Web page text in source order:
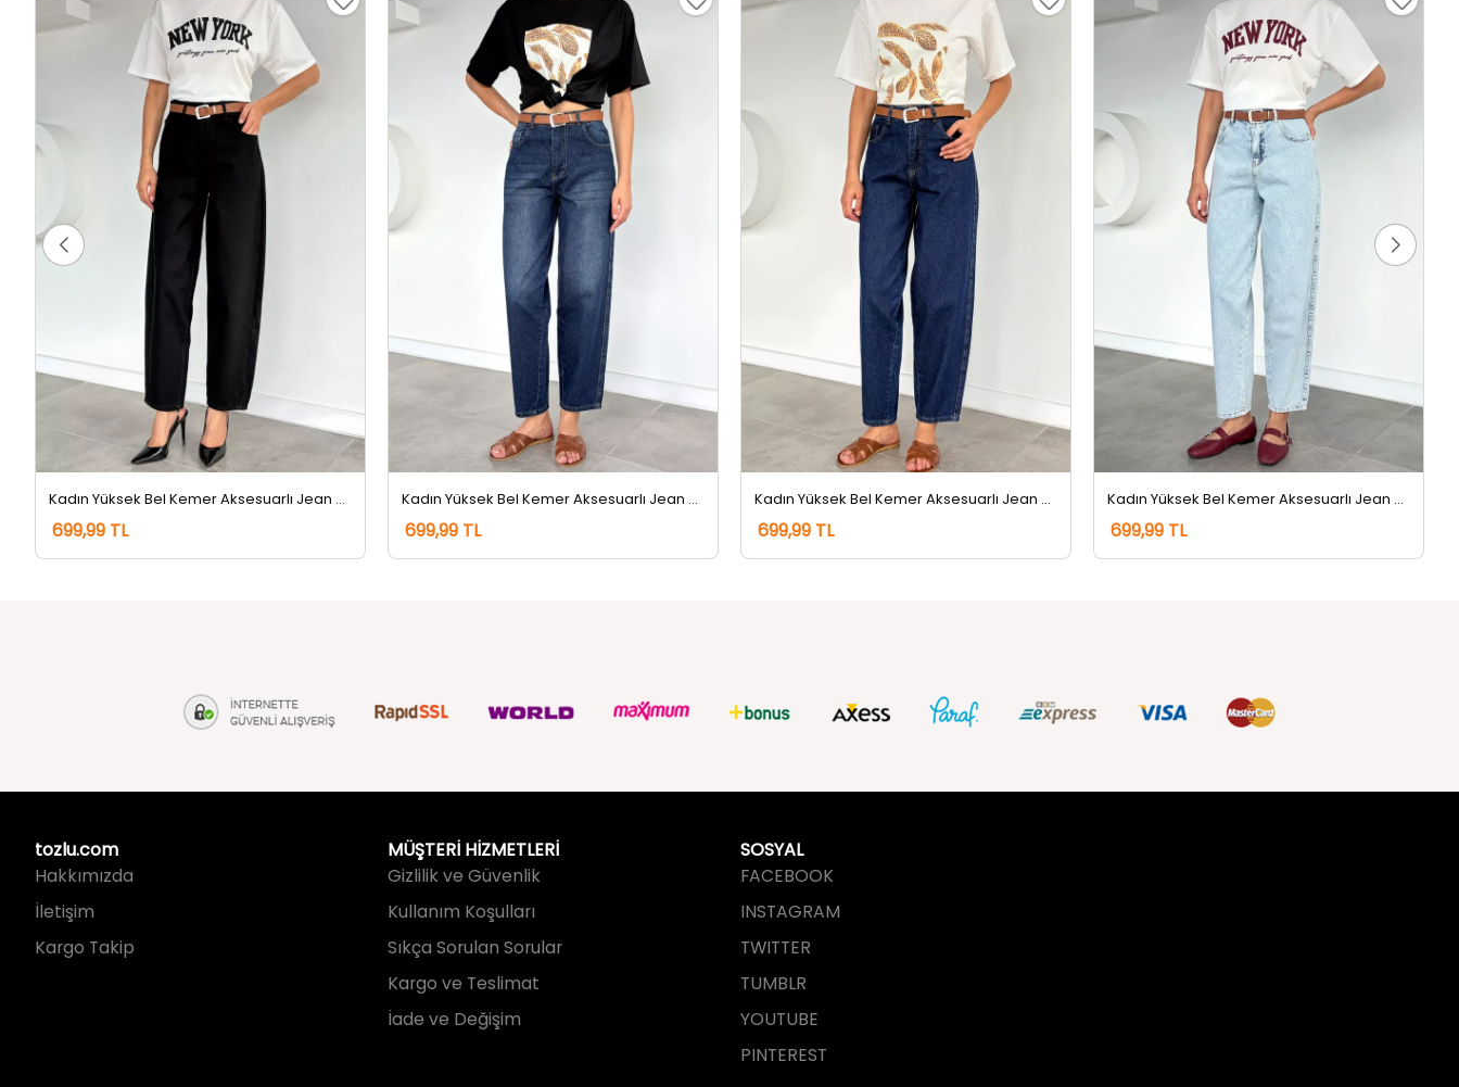
Kadın Yüksek Bel Kemer Aksesuarlı Jean Kot Pantolon Siyah
699,99 TL
Kadın Yüksek Bel Kemer Aksesuarlı Jean Kot Pantolon Lacivert Tint
699,99 TL
Kadın Yüksek Bel Kemer Aksesuarlı Jean Kot Pantolon Lacivert
699,99 TL
Kadın Yüksek Bel Kemer Aksesuarlı Jean Kot Pantolon Buzmavisi
699,99 TL
tozlu.com
Hakkımızda
İletişim
Kargo Takip
MÜŞTERİ HİZMETLERİ
Gizlilik ve Güvenlik
Kullanım Koşulları
Sıkça Sorulan Sorular
Kargo ve Teslimat
İade ve Değişim
SOSYAL
FACEBOOK
INSTAGRAM
TWITTER
TUMBLR
YOUTUBE
PINTEREST